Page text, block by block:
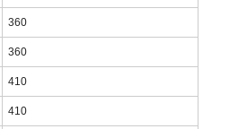
360
360
410
410